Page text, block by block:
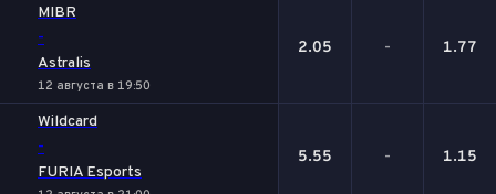
MIBR
-
Astralis
12 августа в 19:50
2.05 - 1.77
Wildcard
-
FURIA Esports
5.55 - 1.15